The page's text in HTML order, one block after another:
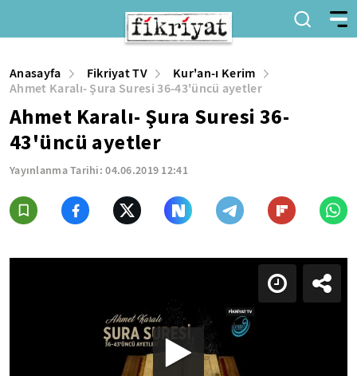
Anasayfa Fikriyat TV
Kur'an-ı Kerim
Ahmet Karalı- Şura Suresi 36-43'üncü ayetler
Ahmet Karalı- Şura Suresi 36-
43'üncü ayetler
Yayınlanma Tarihi:04.06.2019 12:41